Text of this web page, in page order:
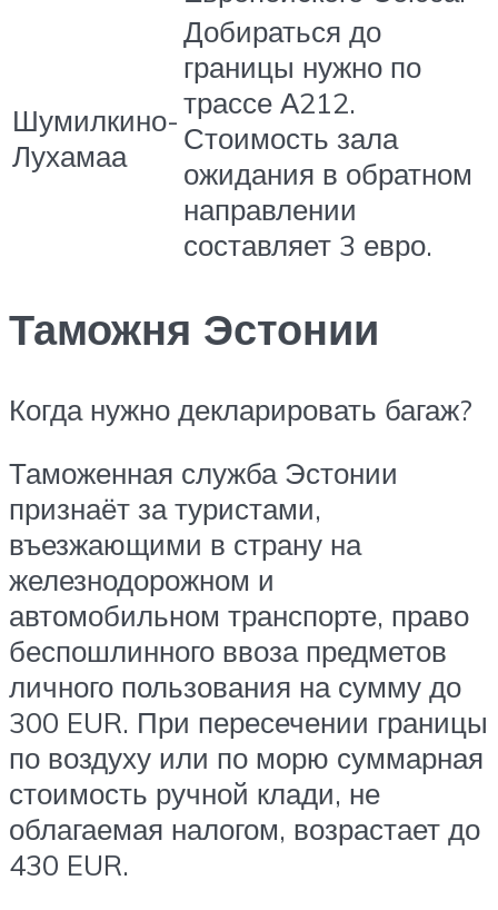
Шумилкино-
Лухамаа
Добираться до
границы нужно по
трассе А212.
Стоимость зала
ожидания в обратном
направлении
составляет 3 евро.
Таможня Эстонии
Когда нужно декларировать багаж?
Таможенная служба Эстонии
признаёт за туристами,
въезжающими в страну на
железнодорожном и
автомобильном транспорте, право
беспошлинного ввоза предметов
личного пользования на сумму до
300 EUR. При пересечении границы
по воздуху или по морю суммарная
стоимость ручной клади, не
облагаемая налогом, возрастает до
430 EUR.